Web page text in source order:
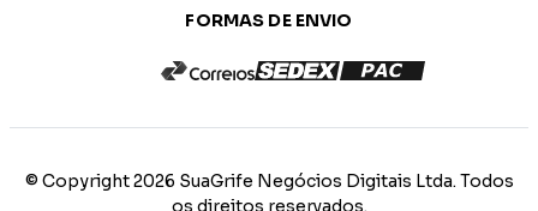
FORMAS DE ENVIO
© Copyright 2026 SuaGrife Negócios Digitais Ltda. Todos
os direitos reservados.